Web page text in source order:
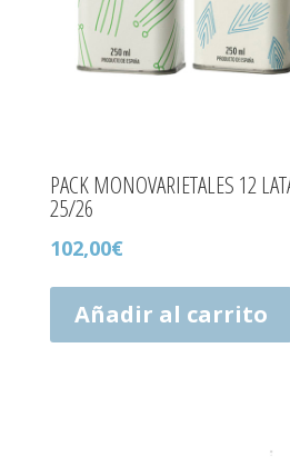
PACK MONOVARIETALES 12
25/26
102,00€
Añadir al carrito